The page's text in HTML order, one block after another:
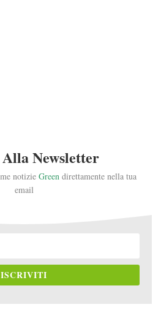
Newsletter
notizie Greendirettamente nella tua
email
ISCRIVITI